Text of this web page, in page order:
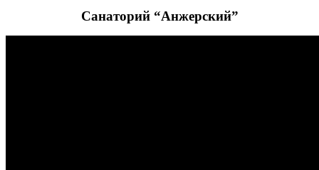
Санаторий “Анжерский”